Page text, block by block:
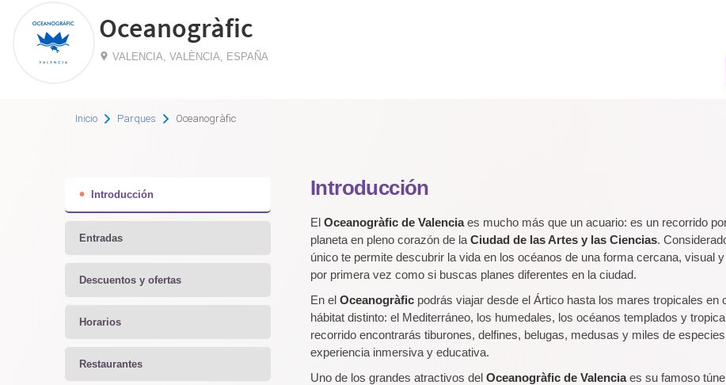
Oceanogràfic
VALENCIA, VALÈNCIA, ESPAÑA
Inicio Parques Oceanogràfic
Introducción
Entradas
Descuentos y ofertas
Horarios
Restaurantes
Introducción
El Oceanogràfic de Valenciaes mucho más que un acuario: es un recorrido
planeta en pleno corazón de la Ciudad de las Artes y las Ciencias.
único te permite descubrir la vida en los océanos de una forma cercana, visual
por primera vez como si buscas planes diferentes en la ciudad.
En el Oceanogràfic podrás viajar desde el Ártico hasta los mares tropicales
hábitat distinto: el Mediterráneo, los humedales, los océanos templados y
recorrido encontrarás tiburones, delfines, belugas, medusas y miles de
experiencia inmersiva y educativa.
Uno de los grandes atractivos del Oceanogràfic de Valenciaes su famoso